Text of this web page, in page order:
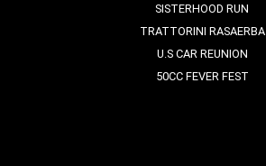
SISTERHOOD RUN
TRATTORINI RASAERBA
U.S CAR REUNION
50CC FEVER FEST